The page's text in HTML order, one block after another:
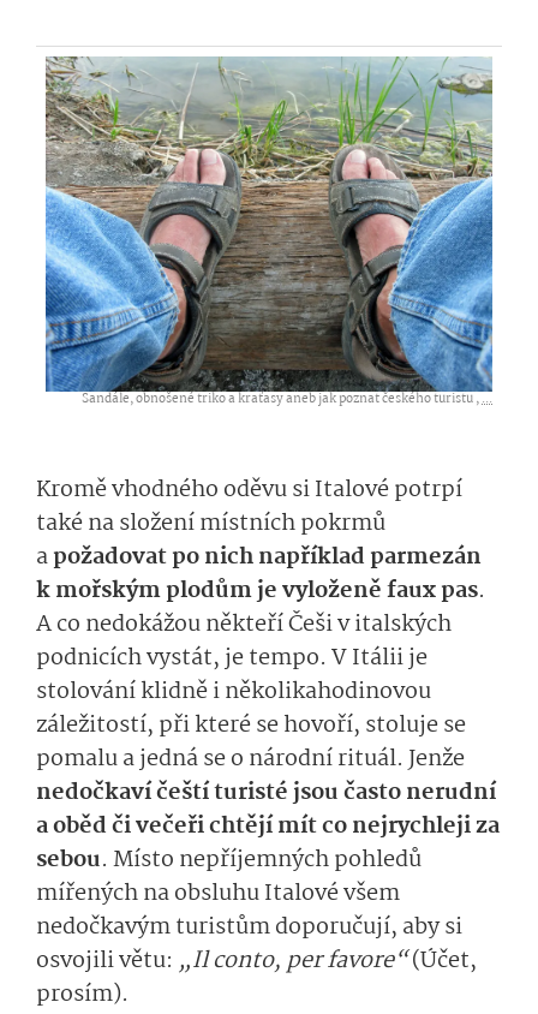
Sandále, obnošené triko a kraťasy aneb jak poznat českého turistu ,...
Kromě vhodného oděvu si Italové potrpí
také na složení místních pokrmů
apožadovat po nich například parmezán
k mořským plodům je vyloženě faux pas.
A co nedokážou někteří Češi v italských
podnicích vystát, je tempo. V Itálii je
stolování klidně i několikahodinovou
záležitostí, při které se hovoří, stoluje se
pomalu a jedná se o národní rituál. Jenže
nedočkaví čeští turisté jsou často nerudní
a oběd či večeři chtějí mít co nejrychleji za
sebou. Místo nepříjemných pohledů
mířených na obsluhu Italové všem
nedočkavým turistům doporučují, aby si
osvojili větu: „Il conto, per favore“(Účet,
prosím).